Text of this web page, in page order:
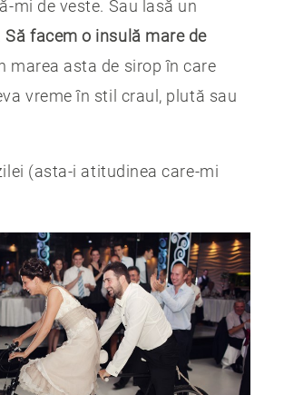
mi de veste. Sau lasă un
Să facem o insulă mare de
marea asta de sirop în care
vreme în stil craul, plută sau
(asta-i atitudinea care-mi